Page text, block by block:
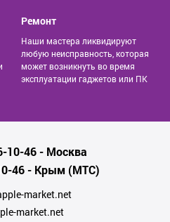
Ремонт
Наши мастера ликвидируют
любую неисправность, которая
может возникнуть во время
эксплуатации гаджетов или ПК
10-46- Москва
46- Крым (МТС)
market.net
market.net